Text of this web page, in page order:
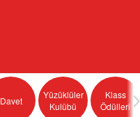
Davet
Yüzüklüler
Kulübü
Klass
Ödülleri